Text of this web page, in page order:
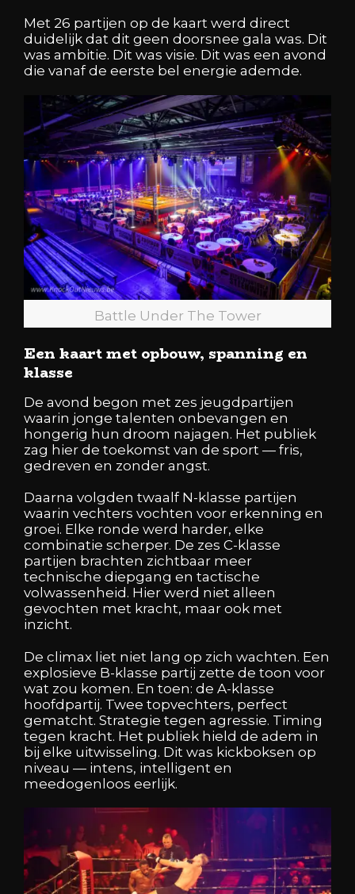
Met 26 partijen op de kaart werd direct
duidelijk dat dit geen doorsnee gala was. Dit
was ambitie. Dit was visie. Dit was een avond
die vanaf de eerste bel energie ademde.
Battle Under The Tower
Een kaart met opbouw, spanning en
klasse
De avond begon met zes jeugdpartijen
waarin jonge talenten onbevangen en
hongerig hun droom najagen. Het publiek
zag hier de toekomst van de sport — fris,
gedreven en zonder angst.
Daarna volgden twaalf N-klasse partijen
waarin vechters vochten voor erkenning en
groei. Elke ronde werd harder, elke
combinatie scherper. De zes C-klasse
partijen brachten zichtbaar meer
technische diepgang en tactische
volwassenheid. Hier werd niet alleen
gevochten met kracht, maar ook met
inzicht.
De climax liet niet lang op zich wachten. Een
explosieve B-klasse partij zette de toon voor
wat zou komen. En toen: de A-klasse
hoofdpartij. Twee topvechters, perfect
gematcht. Strategie tegen agressie. Timing
tegen kracht. Het publiek hield de adem in
bij elke uitwisseling. Dit was kickboksen op
niveau — intens, intelligent en
meedogenloos eerlijk.